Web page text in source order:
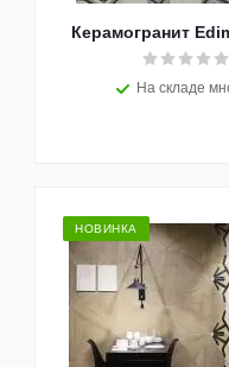
Керамогранит
На складе
НОВИНКА